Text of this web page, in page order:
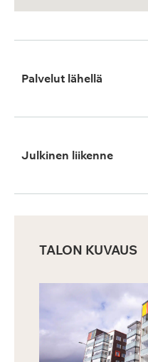
Palvelut lähellä
Julkinen liikenne
TALON KUVAUS